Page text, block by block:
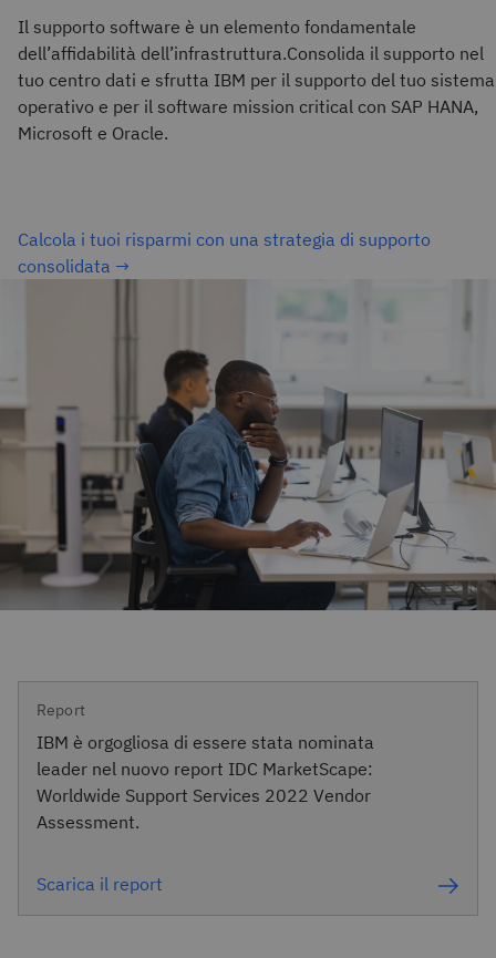
Il supporto software è un elemento fondamentale
dell’affidabilità dell’infrastruttura.Consolida il supporto nel
tuo centro dati e sfrutta IBM per il supporto del tuo sistema
operativo e per il software mission critical con SAP HANA,
Microsoft e Oracle.
Calcola i tuoi risparmi con una strategia di supporto
consolidata →
Report
IBM è orgogliosa di essere stata nominata
leader nel nuovo report IDC MarketScape:
Worldwide Support Services 2022 Vendor
Assessment.
Scarica il report